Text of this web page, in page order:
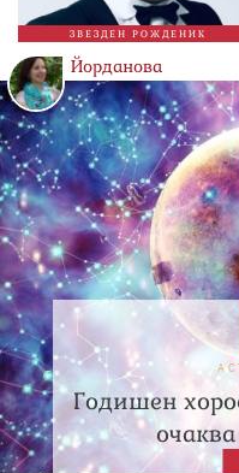
ЗВЕЗДЕН РОЖДЕНИК
Йорданова
Годишен